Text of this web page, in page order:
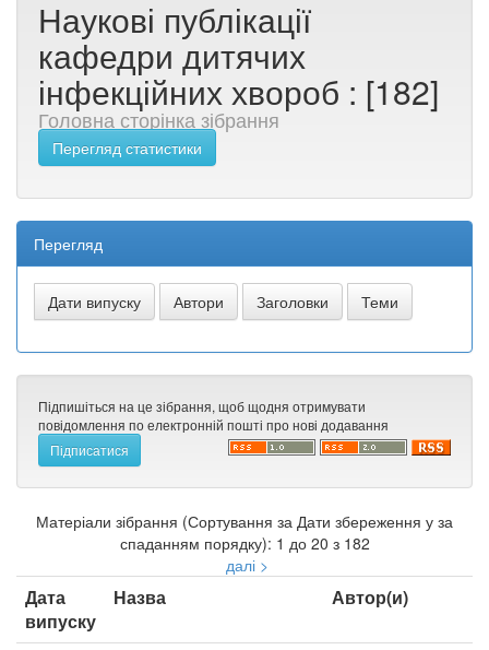
Наукові публікації
кафедри дитячих
інфекційних хвороб : [182]
Головна сторінка зібрання
Перегляд статистики
Перегляд
Підпишіться на це зібрання, щоб щодня отримувати
повідомлення по електронній пошті про нові додавання
Матеріали зібрання (Сортування за Дати збереження у за
спаданням порядку): 1 до 20 з 182
далі >
Дата
випуску
Назва Автор(и)